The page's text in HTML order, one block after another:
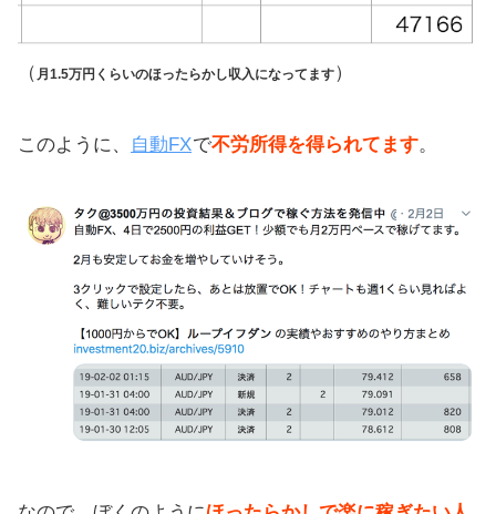
（ 月1.5万円くらいのほったらかし収入になってます）
このように、 自動FXで不労所得を得られてます。